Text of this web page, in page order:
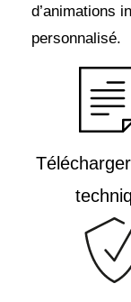
d’animations
personnalisé.